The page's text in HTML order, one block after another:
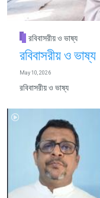
রবিবাসরীয় ও ভাষ্য
রবিবাসরীয় ও ভাষ্য
May 10, 2026
রবিবাসরীয় ও ভাষ্য